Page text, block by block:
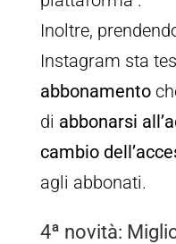
Inoltre,
Instagram sta
abbonamento
di abbonarsi
cambio
agli abbonati.
4ª novità: